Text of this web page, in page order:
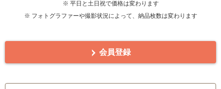
※ 平日と土日祝で価格は変わります
※ フォトグラファーや撮影状況によって、納品枚数は変わります
会員登録